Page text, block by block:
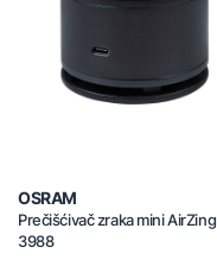
OSRAM
Prečišćivač zraka mini AirZing
3988